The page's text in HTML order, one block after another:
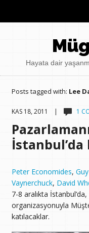
Hayata dair
Posts tagged with: Lee
KAS 18, 2011 | 1
Peter Economides,
Vaynerchuck, David
7-8 aralıkta İstanbul’da,
organizasyonuyla
katılacaklar.